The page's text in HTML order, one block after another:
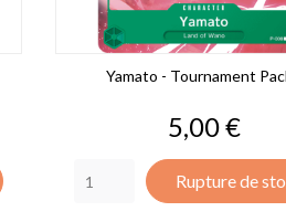
Yamato - Tournament
Prix
5,00 €
Rupture de